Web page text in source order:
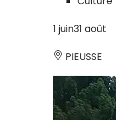
1 juin31 août
PIEUSSE